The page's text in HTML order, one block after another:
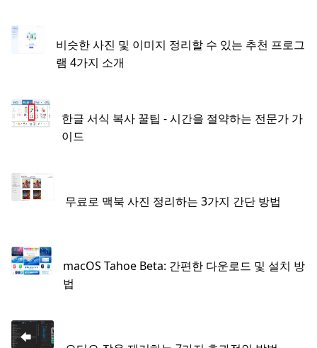
비슷한 사진 및 이미지 정리할 수 있는 추천 프로그
램 4가지 소개
한글 서식 복사 꿀팁 - 시간을 절약하는 전문가 가
이드
무료로 맥북 사진 정리하는 3가지 간단 방법
macOS Tahoe Beta: 간편한 다운로드 및 설치 방
법